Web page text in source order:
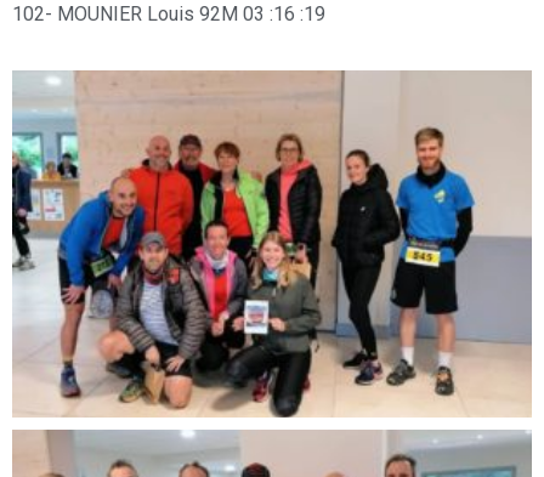
102- MOUNIER Louis 92M 03 :16 :19